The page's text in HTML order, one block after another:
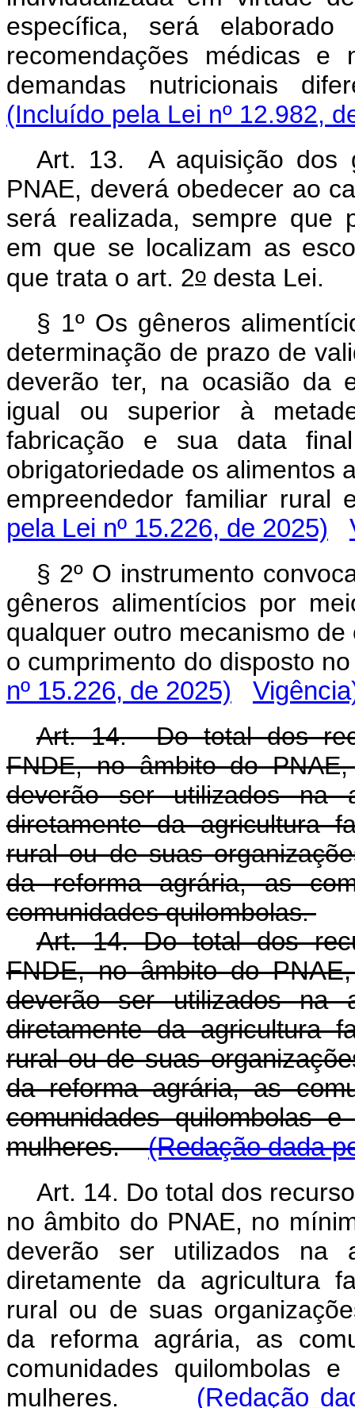
específica, será
recomendações médicas e
demandas nutricionais
(Incluído pela Lei nº 12.982,
Art. 13. A aquisição dos
PNAE, deverá obedecer ao
será realizada, sempre que
em que se localizam as
que trata o art. 2o desta Lei.
§ 1º Os gêneros
determinação de prazo de
deverão ter, na ocasião da
igual ou superior à
fabricação e sua data
obrigatoriedade os alimentos
empreendedor familiar
pela Lei nº 15.226, de 2025)
§ 2º O instrumento
gêneros alimentícios por
qualquer outro mecanismo
o cumprimento do disposto
nº 15.226, de 2025)
Art. 14. Do total dos
FNDE, no âmbito do
deverão ser utilizados na
diretamente da agricultura
rural ou de suas
da reforma agrária, as
comunidades quilombolas.
Art. 14. Do total dos
FNDE, no âmbito do
deverão ser utilizados na
diretamente da agricultura
rural ou de suas
da reforma agrária, as
comunidades quilombolas
mulheres.(Redação dada
Art. 14. Do total dos
no âmbito do PNAE, no
deverão ser utilizados na
diretamente da agricultura
rural ou de suas
da reforma agrária, as
comunidades quilombolas
mulheres.
(Redação